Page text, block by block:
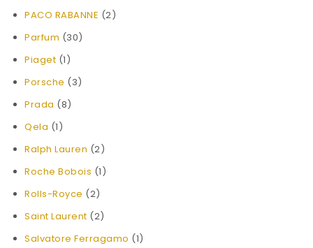
PACO RABANNE (2)
Parfum (30)
Piaget (1)
Porsche (3)
Prada (8)
Qela (1)
Ralph Lauren (2)
Roche Bobois (1)
Rolls-Royce (2)
Saint Laurent (2)
Salvatore Ferragamo (1)